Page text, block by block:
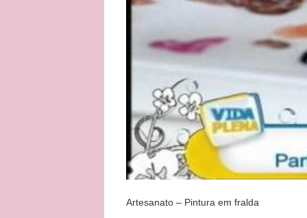
Artesanato – Pintura em fralda